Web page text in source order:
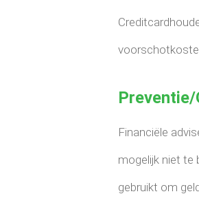
Financiële
mogelijk niet te
gebruikt om